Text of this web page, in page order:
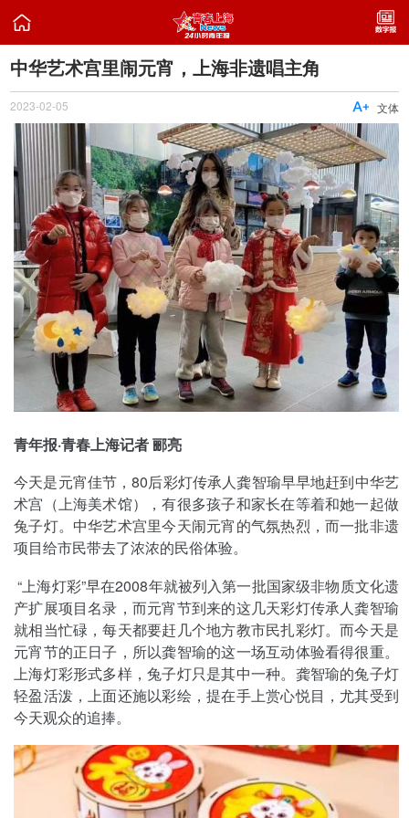

中华艺术宫里闹元宵，上海非遗唱主角
2023-02-05 文体

青年报·青春上海记者 郦亮
今天是元宵佳节，80后彩灯传承人龚智瑜早早地赶到中华艺
术宫（上海美术馆），有很多孩子和家长在等着和她一起做
兔子灯。中华艺术宫里今天闹元宵的气氛热烈，而一批非遗
项目给市民带去了浓浓的民俗体验。
“上海灯彩”早在2008年就被列入第一批国家级非物质文化遗
产扩展项目名录，而元宵节到来的这几天彩灯传承人龚智瑜
就相当忙碌，每天都要赶几个地方教市民扎彩灯。而今天是
元宵节的正日子，所以龚智瑜的这一场互动体验看得很重。
上海灯彩形式多样，兔子灯只是其中一种。龚智瑜的兔子灯
轻盈活泼，上面还施以彩绘，提在手上赏心悦目，尤其受到
今天观众的追捧。